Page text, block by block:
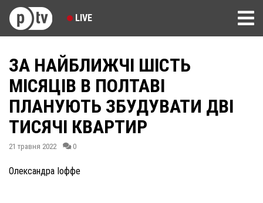
LIVE
ЗА НАЙБЛИЖЧІ ШІСТЬ
МІСЯЦІВ В ПОЛТАВІ
ПЛАНУЮТЬ ЗБУДУВАТИ ДВІ
ТИСЯЧІ КВАРТИР
21 травня 2022 0
Олександра Іоффе